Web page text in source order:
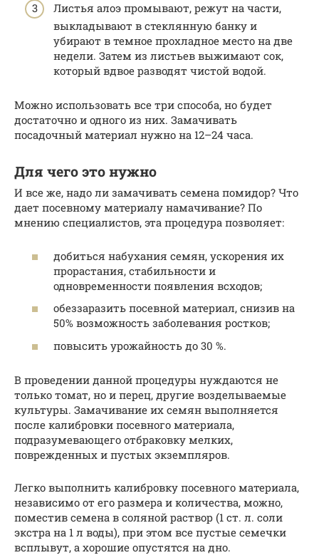
Листья алоэ промывают, режут на части,
выкладывают в стеклянную банку и
убирают в темное прохладное место на две
недели. Затем из листьев выжимают сок,
который вдвое разводят чистой водой.
Можно использовать все три способа, но будет
достаточно и одного из них. Замачивать
посадочный материал нужно на 12–24 часа.
Для чего это нужно
И все же, надо ли замачивать семена помидор? Что
дает посевному материалу намачивание? По
мнению специалистов, эта процедура позволяет:
добиться набухания семян, ускорения их
прорастания, стабильности и
одновременности появления всходов;
обеззаразить посевной материал, снизив на
50% возможность заболевания ростков;
повысить урожайность до 30 %.
В проведении данной процедуры нуждаются не
только томат, но и перец, другие возделываемые
культуры. Замачивание их семян выполняется
после калибровки посевного материала,
подразумевающего отбраковку мелких,
поврежденных и пустых экземпляров.
Легко выполнить калибровку посевного материала,
независимо от его размера и количества, можно,
поместив семена в соляной раствор (1 ст. л. соли
экстра на 1 л воды), при этом все пустые семечки
всплывут, а хорошие опустятся на дно.